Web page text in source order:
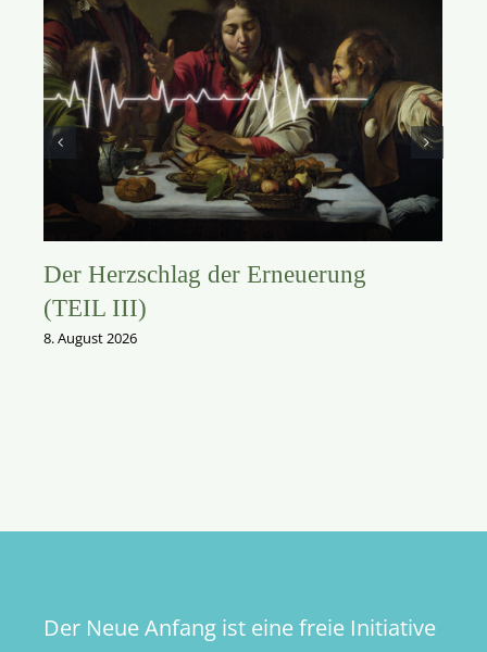
Der Herzschlag der Erneuerung
(TEIL III)
8. August 2026
Der Neue Anfang ist eine freie Initiative